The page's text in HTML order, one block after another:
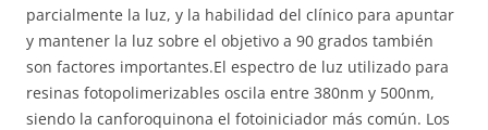
parcialmente la luz, y la habilidad del clínico para apuntar
y mantener la luz sobre el objetivo a 90 grados también
son factores importantes.El espectro de luz utilizado para
resinas fotopolimerizables oscila entre 380nm y 500nm,
siendo la canforoquinona el fotoiniciador más común. Los